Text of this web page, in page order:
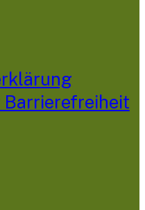
Barrierefreiheit